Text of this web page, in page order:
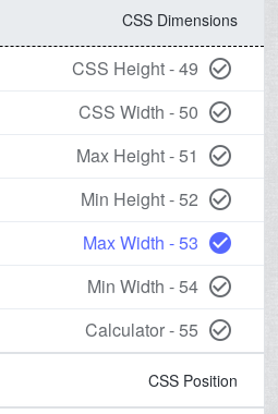
CSS Dimensions
check_circle_outline
49 - CSS Height
check_circle_outline
50 - CSS Width
check_circle_outline
51 - Max Height
check_circle_outline
52 - Min Height
check_circle
53 - Max Width
check_circle_outline
54 - Min Width
check_circle_outline
55 - Calculator
CSS Position